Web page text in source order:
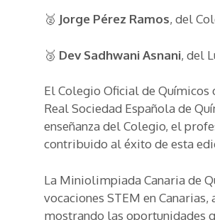
🥈 Jorge Pérez Ramos, del
🥉 Dev Sadhwani Asnani, del
El Colegio Oficial de Químicos
Real Sociedad Española de
enseñanza del Colegio, el
contribuido al éxito de esta
La Miniolimpiada Canaria de
vocaciones STEM en
mostrando las oportunidades